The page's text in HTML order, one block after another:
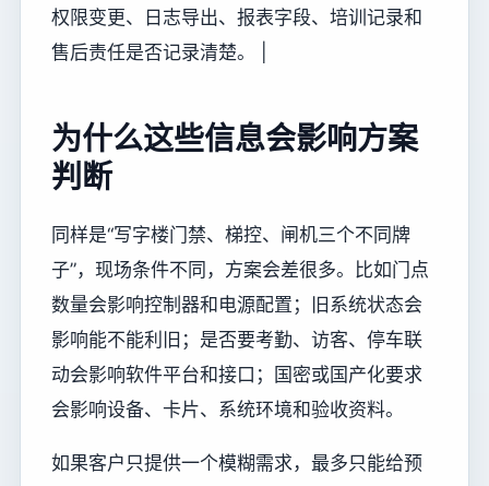
权限变更、日志导出、报表字段、培训记录和
售后责任是否记录清楚。 |
为什么这些信息会影响方案
判断
同样是“写字楼门禁、梯控、闸机三个不同牌
子”，现场条件不同，方案会差很多。比如门点
数量会影响控制器和电源配置；旧系统状态会
影响能不能利旧；是否要考勤、访客、停车联
动会影响软件平台和接口；国密或国产化要求
会影响设备、卡片、系统环境和验收资料。
如果客户只提供一个模糊需求，最多只能给预